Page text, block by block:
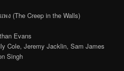
ง (The Creep in the Walls)
Evans
Cole, Jeremy Jacklin, Sam James
Singh